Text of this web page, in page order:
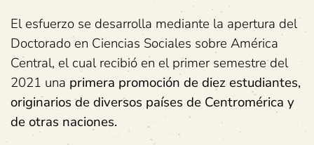
El esfuerzo se desarrolla mediante la apertura del
Doctorado en Ciencias Sociales sobre América
Central, el cual recibió en el primer semestre del
2021 una primera promoción de diez estudiantes,
originarios de diversos países de Centromérica y
de otras naciones.